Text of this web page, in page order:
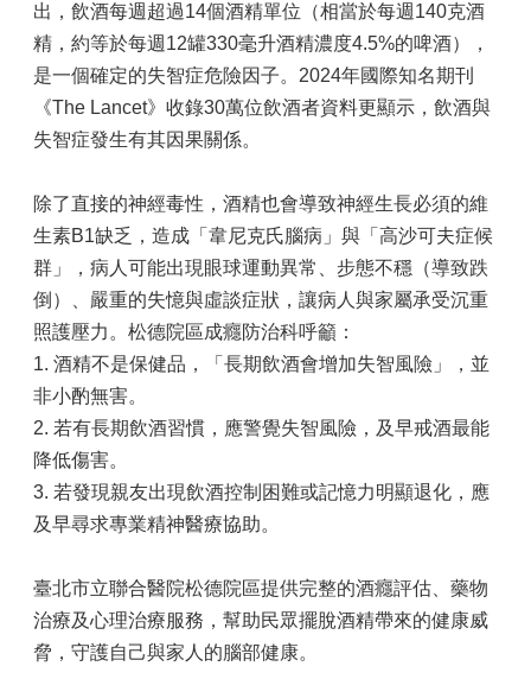
出，飲酒每週超過14個酒精單位（相當於每週140克酒
精，約等於每週12罐330毫升酒精濃度4.5%的啤酒），
是一個確定的失智症危險因子。2024年國際知名期刊
《The Lancet》收錄30萬位飲酒者資料更顯示，飲酒與
失智症發生有其因果關係。
除了直接的神經毒性，酒精也會導致神經生長必須的維
生素B1缺乏，造成「韋尼克氏腦病」與「高沙可夫症候
群」，病人可能出現眼球運動異常、步態不穩（導致跌
倒）、嚴重的失憶與虛談症狀，讓病人與家屬承受沉重
照護壓力。松德院區成癮防治科呼籲：
1. 酒精不是保健品，「長期飲酒會增加失智風險」，並
非小酌無害。
2. 若有長期飲酒習慣，應警覺失智風險，及早戒酒最能
降低傷害。
3. 若發現親友出現飲酒控制困難或記憶力明顯退化，應
及早尋求專業精神醫療協助。
臺北市立聯合醫院松德院區提供完整的酒癮評估、藥物
治療及心理治療服務，幫助民眾擺脫酒精帶來的健康威
脅，守護自己與家人的腦部健康。